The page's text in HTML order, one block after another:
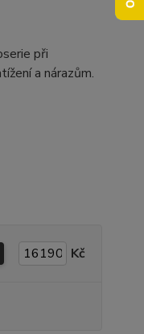
při
a nárazům.
Kč